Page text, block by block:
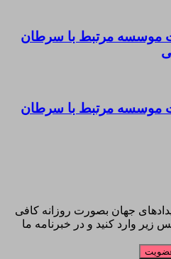
موسسه مرتبط با سرطان
موسسه مرتبط با سرطان
جهان بصورت روزانه کافی
زیر وارد کنید و در خبرنامه ما